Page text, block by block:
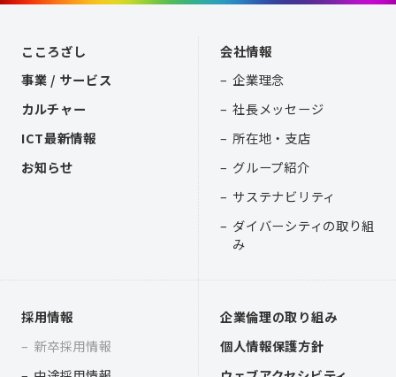
こころざし
事業 / サービス
カルチャー
ICT最新情報
お知らせ
会社情報
企業理念
社長メッセージ
所在地・支店
グループ紹介
サステナビリティ
ダイバーシティの取り組
み
採用情報
新卒採用情報
企業倫理の取り組み
個人情報保護方針